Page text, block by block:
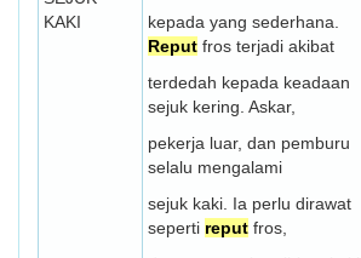
KAKI
kepada yang sederhana.
Reput fros terjadi akibat
terdedah kepada keadaan
sejuk kering. Askar,
pekerja luar, dan pemburu
selalu mengalami
sejuk kaki. Ia perlu dirawat
seperti reput fros,